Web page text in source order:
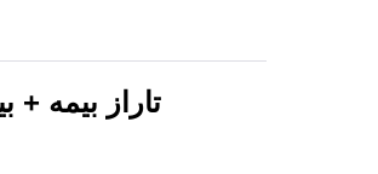
تاراز بیمه